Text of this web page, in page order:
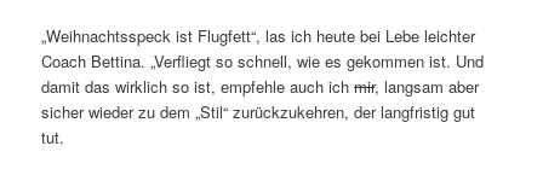
„Weihnachtsspeck ist Flugfett“, las ich heute bei Lebe leichter
Coach Bettina. „Verfliegt so schnell, wie es gekommen ist. Und
damit das wirklich so ist, empfehle auch ichmir, langsam aber
sicher wieder zu dem „Stil“ zurückzukehren, der langfristig gut
tut.